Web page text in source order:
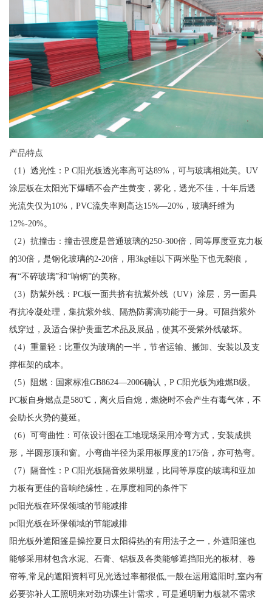
产品特点
（1）透光性：P C阳光板透光率高可达89%，可与玻璃相妣美。UV
涂层板在太阳光下爆晒不会产生黄变，雾化，透光不佳，十年后透
光流失仅为10%，PVC流失率则高达15%—20%，玻璃纤维为
12%-20%。
（2）抗撞击：撞击强度是普通玻璃的250-300倍，同等厚度亚克力板
的30倍，是钢化玻璃的2-20倍，用3kg锤以下两米坠下也无裂痕，
有“不碎玻璃”和“响钢”的美称。
（3）防紫外线：PC板一面共挤有抗紫外线（UV）涂层，另一面具
有抗冷凝处理，集抗紫外线、隔热防雾滴功能于一身。可阻挡紫外
线穿过，及适合保护贵重艺术品及展品，使其不受紫外线破坏。
（4）重量轻：比重仅为玻璃的一半，节省运输、搬卸、安装以及支
撑框架的成本。
（5）阻燃：国家标准GB8624—2006确认，P C阳光板为难燃B级。
PC板自身燃点是580℃，离火后自熄，燃烧时不会产生有毒气体，不
会助长火势的蔓延。
（6）可弯曲性：可依设计图在工地现场采用冷弯方式，安装成拱
形，半圆形顶和窗。小弯曲半径为采用板厚度的175倍，亦可热弯。
（7）隔音性：P C阳光板隔音效果明显，比同等厚度的玻璃和亚加
力板有更佳的音响绝缘性，在厚度相同的条件下
pc阳光板在环保领域的节能减排
pc阳光板在环保领域的节能减排
阳光板外遮阳篷是操控夏日太阳得热的有用法子之一，外遮阳篷也
能够采用材包含水泥、石膏、铝板及各类能够遮挡阳光的板材、卷
帘等,常见的遮阳资料可见光透过率都很低,一般在运用遮阳时,室内有
必要弥补人工照明来对劲功课生计需求，可是通明耐力板就不需求